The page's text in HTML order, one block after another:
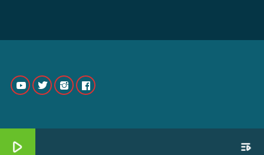
play_arrow playlist_play